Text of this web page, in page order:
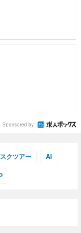
Sponsored by
クツアー AI